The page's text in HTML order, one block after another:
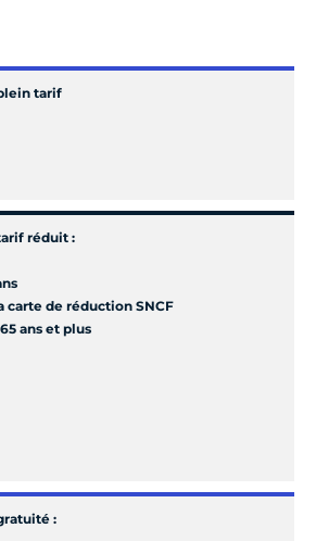
Fermé
tarif
réduit :
de réduction SNCF
ans et plus
: